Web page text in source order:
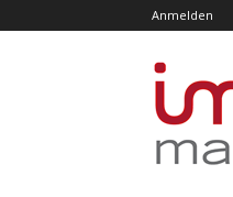
Anmelden